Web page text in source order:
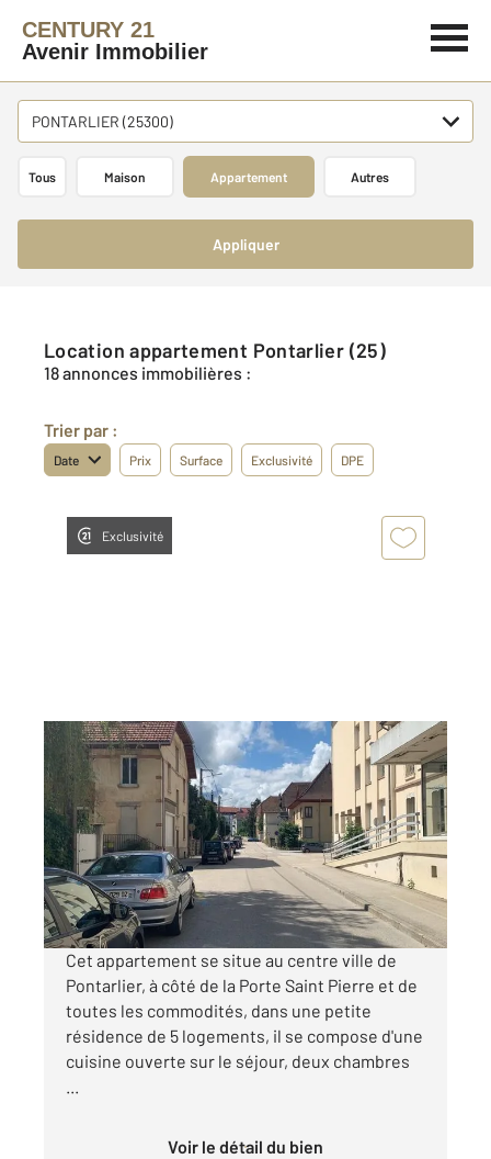
CENTURY 21
Avenir Immobilier
PONTARLIER (25300)
Tous Maison Appartement Autres
Appliquer
Location appartement Pontarlier (25)
18 annonces immobilières :
Trier par :
Date Prix Surface Exclusivité DPE
Exclusivité
PONTARLIER 25
58 m
, 3 pièces
Ref : 27946
Appartement F3 à louer
810 €
par mois charges comprises
Cet appartement se situe au centre ville de
Pontarlier, à côté de la Porte Saint Pierre et de
toutes les commodités, dans une petite
résidence de 5 logements, il se compose d'une
cuisine ouverte sur le séjour, deux chambres
...
Voir le détail du bien